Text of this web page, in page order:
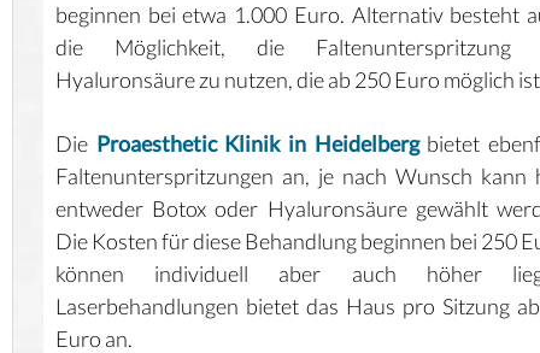
beginnen bei etwa 1.000 Euro. Alternativ besteht
die Möglichkeit, die Faltenunterspritzung
Hyaluronsäure zu nutzen, die ab 250 Euro möglich
Die Proaesthetic Klinik in Heidelbergbietet
Faltenunterspritzungen an, je nach Wunsch kann
entweder Botox oder Hyaluronsäure gewählt
Die Kosten für diese Behandlung beginnen bei 250
können individuell aber auch höher
Laserbehandlungen bietet das Haus pro Sitzung
Euro an.